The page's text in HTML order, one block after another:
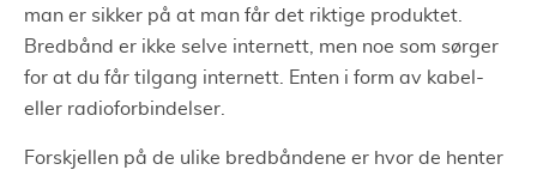
man er sikker på at man får det riktige produktet.
Bredbånd er ikke selve internett, men noe som sørger
for at du får tilgang internett. Enten i form av kabel-
eller radioforbindelser.
Forskjellen på de ulike bredbåndene er hvor de henter